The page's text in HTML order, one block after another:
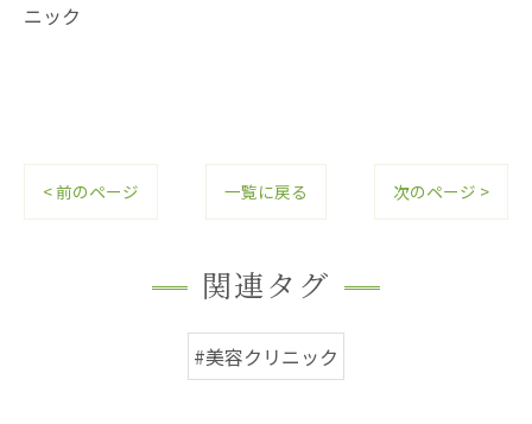
ニック
< 前のページ 一覧に戻る 次のページ >
関連タグ
#美容クリニック